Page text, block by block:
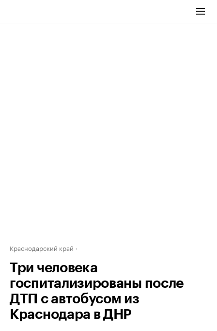
Краснодарский край
Три человека
госпитализированы после
ДТП с автобусом из
Краснодара в ДНР